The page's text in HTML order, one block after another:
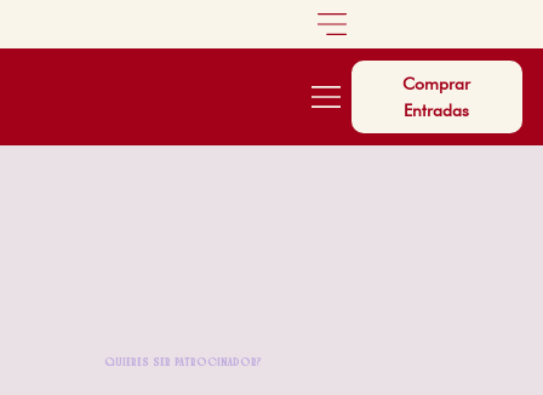
Comprar
Entradas
QUIERES SER PATROCINADOR?